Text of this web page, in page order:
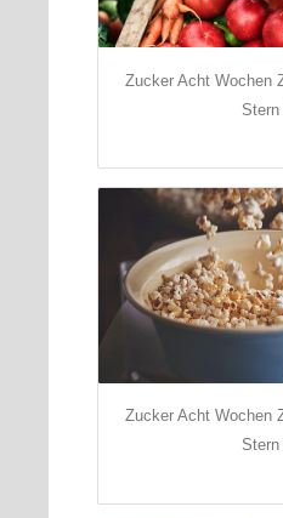
Zucker Acht Wochen
Stern
Zucker Acht Wochen
Stern